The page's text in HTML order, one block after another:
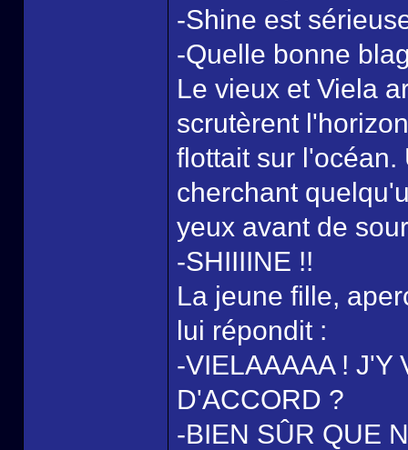
-Shine est
-Quelle bonne
Le vieux et Viela
scrutèrent
flottait sur
cherchant
yeux avant de
-SHIIIINE !!
La jeune fille,
lui répondit :
-VIELAAAAA ! J'Y
D'ACCORD ?
-BIEN SÛR QUE